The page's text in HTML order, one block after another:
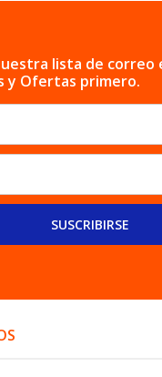
lista de correo
y Ofertas primero.
SUSCRIBIRSE